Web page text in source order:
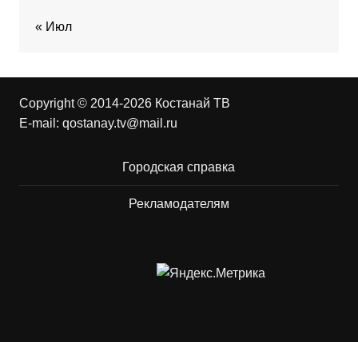
« Июл
Copyright © 2014-2026 Костанай ТВ
E-mail: qostanay.tv@mail.ru
Городская справка
Рекламодателям